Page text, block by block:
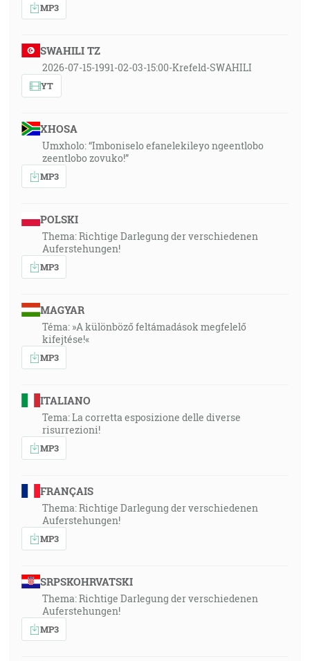
MP3
SWAHILI TZ
2026-07-15-1991-02-03-15:00-Krefeld-SWAHILI
YT
XHOSA
Umxholo: “Imboniselo efanelekileyo ngeentlobo
zeentlobo zovuko!”
MP3
POLSKI
Thema: Richtige Darlegung der verschiedenen
Auferstehungen!
MP3
MAGYAR
Téma: »A különböző feltámadások megfelelő
kifejtése!«
MP3
ITALIANO
Tema: La corretta esposizione delle diverse
risurrezioni!
MP3
FRANÇAIS
Thema: Richtige Darlegung der verschiedenen
Auferstehungen!
MP3
SRPSKOHRVATSKI
Thema: Richtige Darlegung der verschiedenen
Auferstehungen!
MP3